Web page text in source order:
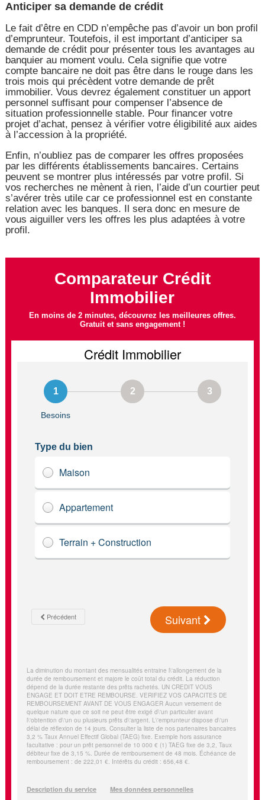
Anticiper sa demande de crédit
Le fait d’être en CDD n’empêche pas d’avoir un bon profil
d’emprunteur. Toutefois, il est important d’anticiper sa
demande de crédit pour présenter tous les avantages au
banquier au moment voulu. Cela signifie que votre
compte bancaire ne doit pas être dans le rouge dans les
trois mois qui précèdent votre demande de prêt
immobilier. Vous devrez également constituer un apport
personnel suffisant pour compenser l’absence de
situation professionnelle stable. Pour financer votre
projet d’achat, pensez à vérifier votre éligibilité aux aides
à l’accession à la propriété.
Enfin, n’oubliez pas de comparer les offres proposées
par les différents établissements bancaires. Certains
peuvent se montrer plus intéressés par votre profil. Si
vos recherches ne mènent à rien, l’aide d’un courtier peut
s’avérer très utile car ce professionnel est en constante
relation avec les banques. Il sera donc en mesure de
vous aiguiller vers les offres les plus adaptées à votre
profil.
Comparateur Crédit
Immobilier
En moins de 2 minutes, découvrez les meilleures offres.
Gratuit et sans engagement !